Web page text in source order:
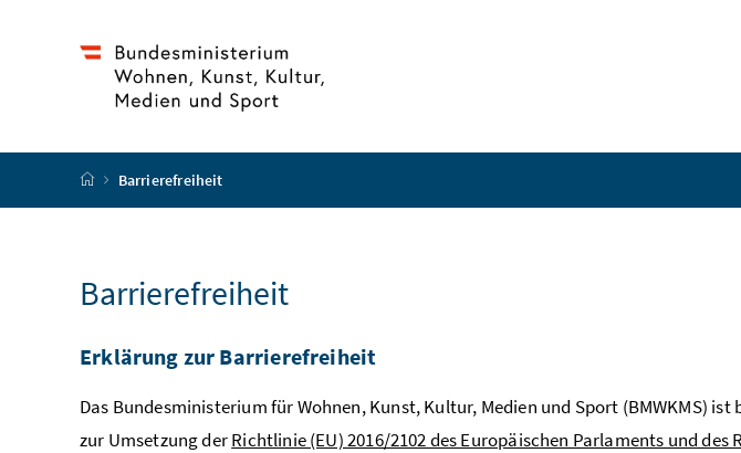
Startseite
Barrierefreiheit
Barrierefreiheit
Erklärung zur Barrierefreiheit
Das Bundesministerium für Wohnen, Kunst, Kultur, Medien und Sport (BMWKMS)
zur Umsetzung derRichtlinie (EU) 2016/2102 des Europäischen Parlaments und